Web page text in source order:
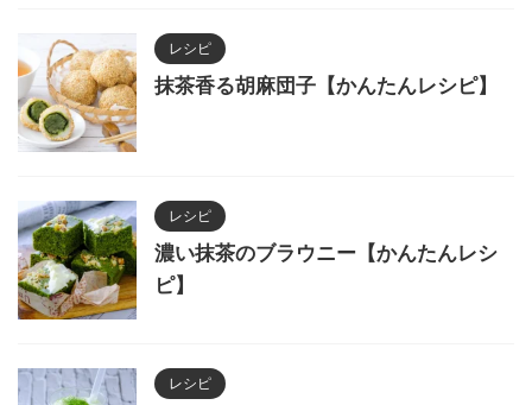
レシピ
抹茶香る胡麻団子【かんたんレシピ】
レシピ
濃い抹茶のブラウニー【かんたんレシ
ピ】
レシピ